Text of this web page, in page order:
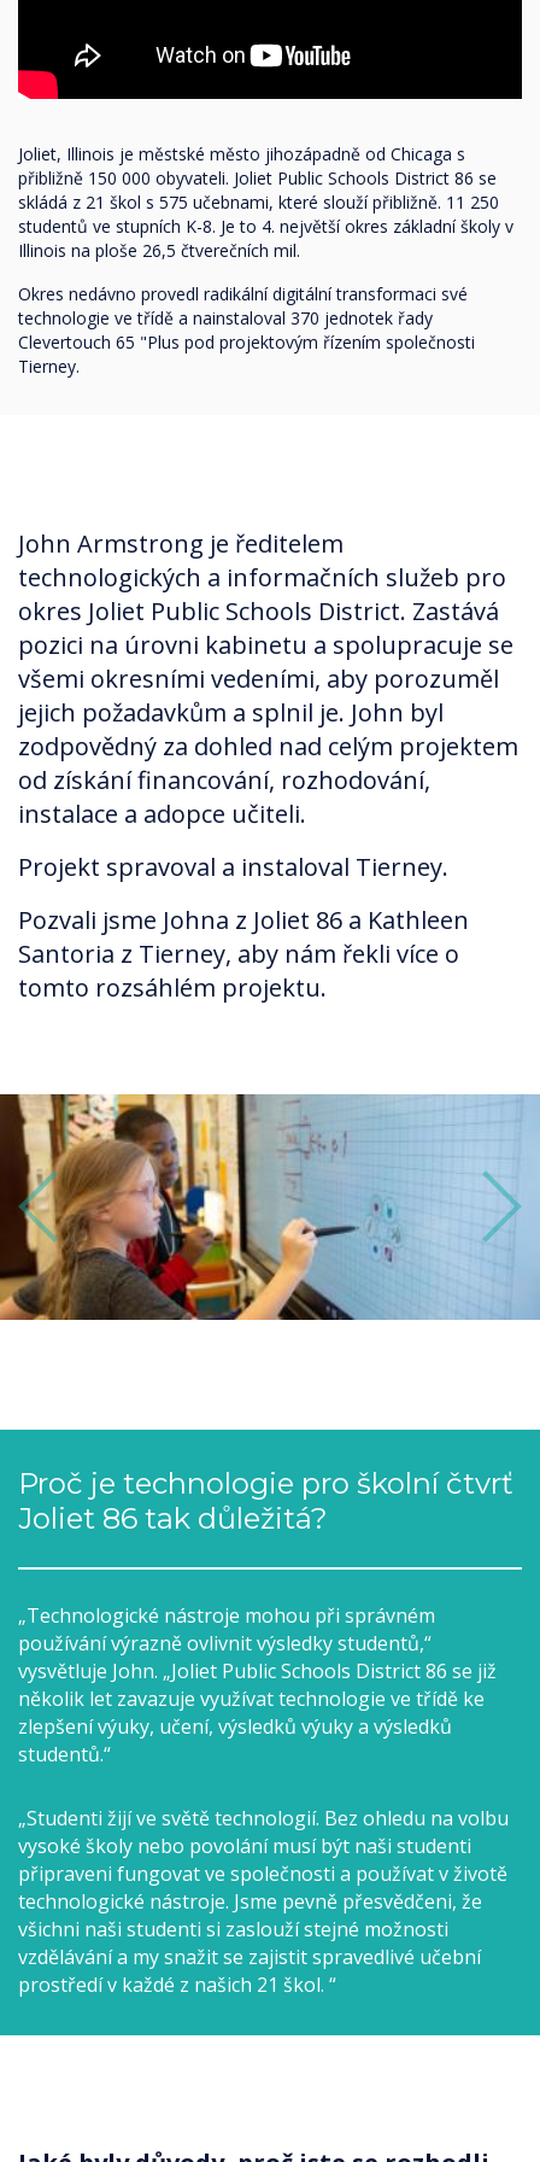
Joliet, Illinois je městské město jihozápadně od Chicaga s
přibližně 150 000 obyvateli. Joliet Public Schools District 86 se
skládá z 21 škol s 575 učebnami, které slouží přibližně. 11 250
studentů ve stupních K-8. Je to 4. největší okres základní školy v
Illinois na ploše 26,5 čtverečních mil.
Okres nedávno provedl radikální digitální transformaci své
technologie ve třídě a nainstaloval 370 jednotek řady
Clevertouch 65 "Plus pod projektovým řízením společnosti
Tierney.
John Armstrong je ředitelem
technologických a informačních služeb pro
okres Joliet Public Schools District. Zastává
pozici na úrovni kabinetu a spolupracuje se
všemi okresními vedeními, aby porozuměl
jejich požadavkům a splnil je. John byl
zodpovědný za dohled nad celým projektem
od získání financování, rozhodování,
instalace a adopce učiteli.
Projekt spravoval a instaloval Tierney.
Pozvali jsme Johna z Joliet 86 a Kathleen
Santoria z Tierney, aby nám řekli více o
tomto rozsáhlém projektu.
Previous Next
Proč je technologie pro školní čtvrť
Joliet 86 tak důležitá?
„Technologické nástroje mohou při správném
používání výrazně ovlivnit výsledky studentů,“
vysvětluje John. „Joliet Public Schools District 86 se již
několik let zavazuje využívat technologie ve třídě ke
zlepšení výuky, učení, výsledků výuky a výsledků
studentů.“
„Studenti žijí ve světě technologií. Bez ohledu na volbu
vysoké školy nebo povolání musí být naši studenti
připraveni fungovat ve společnosti a používat v životě
technologické nástroje. Jsme pevně přesvědčeni, že
všichni naši studenti si zaslouží stejné možnosti
vzdělávání a my snažit se zajistit spravedlivé učební
prostředí v každé z našich 21 škol. “